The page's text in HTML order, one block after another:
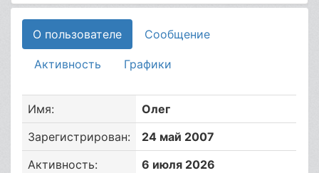
О пользователе Сообщение
Активность Графики
Имя:
Олег
Зарегистрирован:
24 май 2007
Активность:
6 июля 2026